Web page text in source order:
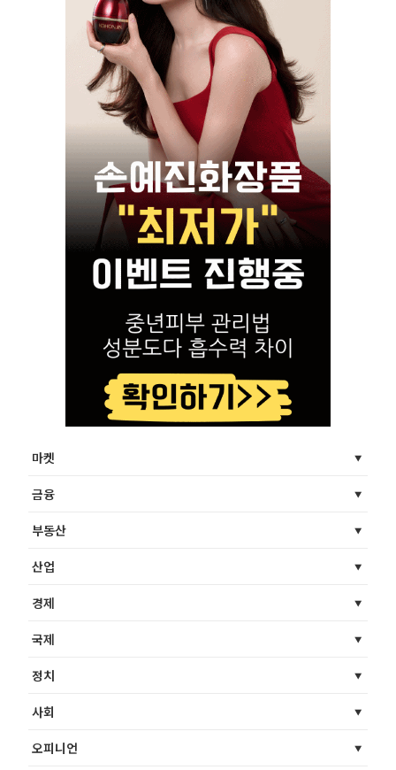
마켓
금융
부동산
산업
경제
국제
정치
사회
오피니언